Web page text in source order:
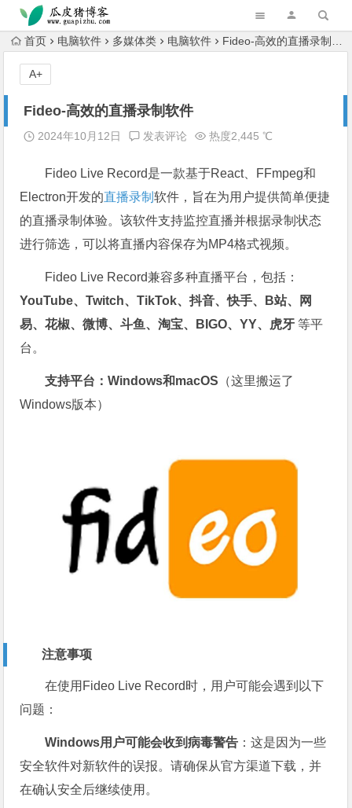
跳转到主内容
首页 电脑软件 多媒体类 电脑软件 Fideo-高效的直播录制软件
Fideo-高效的直播录制软件
2024年10月12日 发表评论 热度2,445 ℃
Fideo Live Record是一款基于React、FFmpeg和
Electron开发的直播录制软件，旨在为用户提供简单便捷
的直播录制体验。该软件支持监控直播并根据录制状态
进行筛选，可以将直播内容保存为MP4格式视频。
Fideo Live Record兼容多种直播平台，包括：
YouTube、Twitch、TikTok、抖音、快手、B站、网
易、花椒、微博、斗鱼、淘宝、BIGO、YY、虎牙 等平
台。
支持平台：Windows和macOS （这里搬运了
Windows版本）
注意事项
在使用Fideo Live Record时，用户可能会遇到以下
问题：
Windows用户可能会收到病毒警告 ：这是因为一些
安全软件对新软件的误报。请确保从官方渠道下载，并
在确认安全后继续使用。
A+